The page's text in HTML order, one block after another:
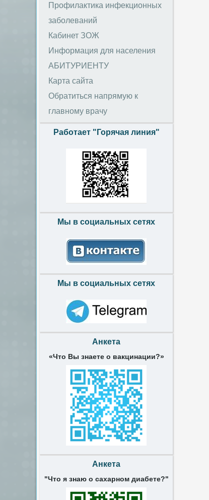
Профилактика инфекционных
заболеваний
Кабинет ЗОЖ
Информация для населения
АБИТУРИЕНТУ
Карта сайта
Обратиться напрямую к
главному врачу
Работает "Горячая линия"
Мы в социальных сетях
Мы в социальных сетях
Анкета
«Что Вы знаете о вакцинации?»
Анкета
"Что я знаю о сахарном диабете?"